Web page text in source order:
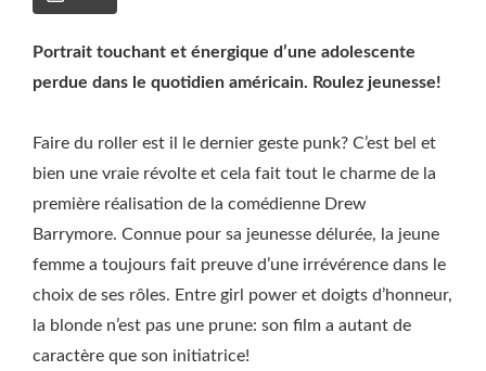
Portrait touchant et énergique d’une adolescente
perdue dans le quotidien américain. Roulez jeunesse!
Faire du roller est il le dernier geste punk? C’est bel et
bien une vraie révolte et cela fait tout le charme de la
première réalisation de la comédienne Drew
Barrymore. Connue pour sa jeunesse délurée, la jeune
femme a toujours fait preuve d’une irrévérence dans le
choix de ses rôles. Entre girl power et doigts d’honneur,
la blonde n’est pas une prune: son film a autant de
caractère que son initiatrice!